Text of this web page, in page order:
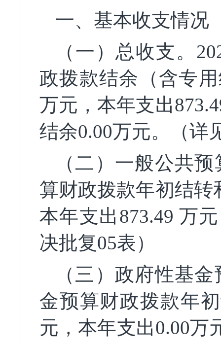
一、基本收支情况
（ 一 ）总收支。
政拨款结余（含专
万元，本年支出
结余0.00万元。（详
（二 ）一般公共
算财政拨款年初结转
本年支出 873.49万
决批复05表）
（三）政府性基
金预算财政拨款年
元，本年支出0.00万